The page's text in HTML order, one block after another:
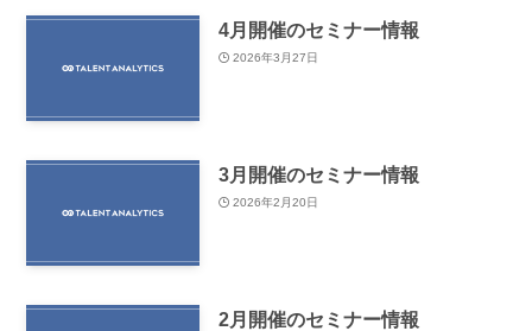
4月開催のセミナー情報
2026年3月27日
3月開催のセミナー情報
2026年2月20日
2月開催のセミナー情報